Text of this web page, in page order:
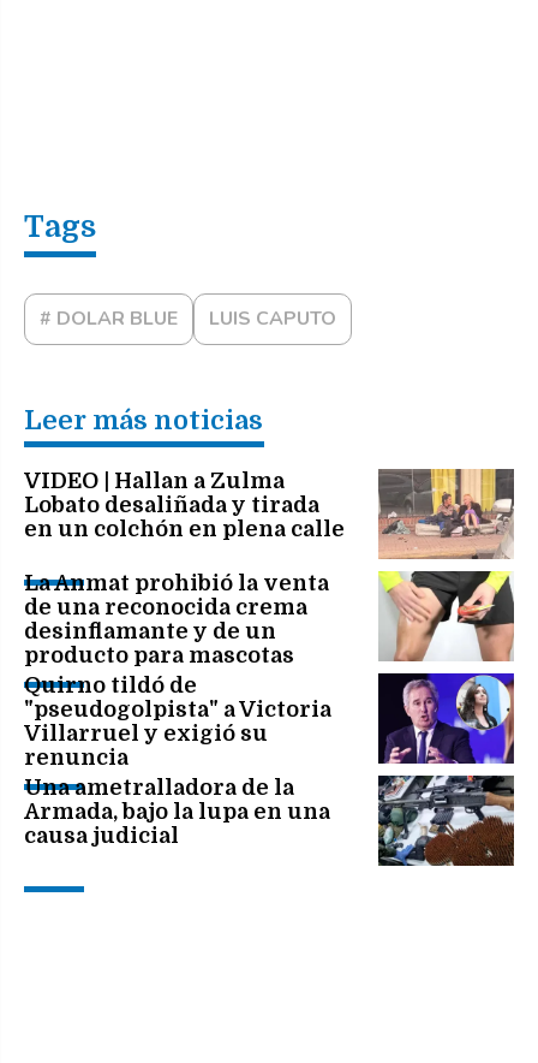
# DOLAR BLUE LUIS CAPUTO
Leer más noticias
VIDEO | Hallan a Zulma
Lobato desaliñada y tirada
en un colchón en plena calle
La Anmat prohibió la venta
de una reconocida crema
desinflamante y de un
producto para mascotas
Quirno tildó de
"pseudogolpista" a Victoria
Villarruel y exigió su
renuncia
Una ametralladora de la
Armada, bajo la lupa en una
causa judicial